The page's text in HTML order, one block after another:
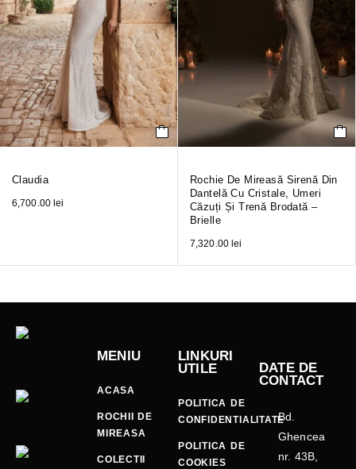
Claudia
6,700.00 lei
Rochie De Mireasă Sirenă Din
Dantelă Cu Cristale, Umeri
Căzuți Și Trenă Brodată –
Brielle
7,320.00 lei
MENIU
ACASA
ROCHII DE
MIREASA
COLECTII
LINKURI
UTILE
POLITICA DE
CONFIDENTIALITATE
POLITICA DE
COOKIES
DATE DE
CONTACT
Bd.
Ghencea
nr. 43B,